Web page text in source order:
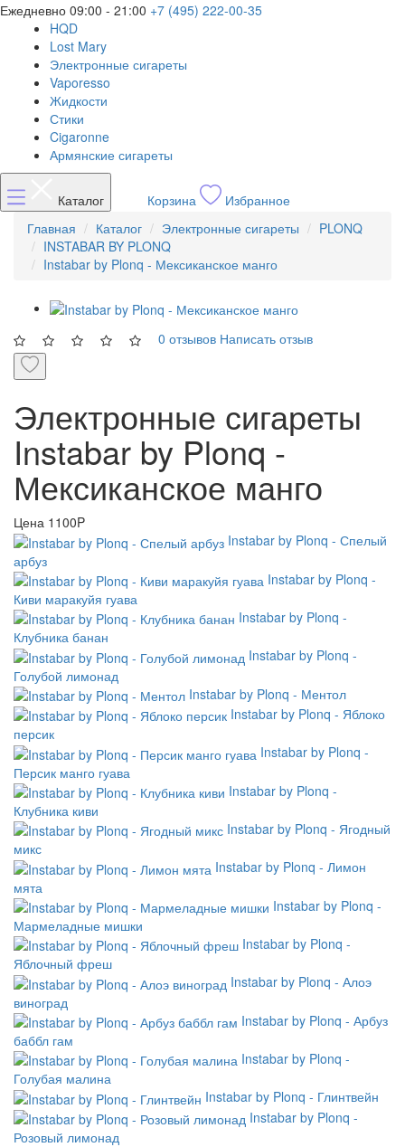
Ежедневно 09:00 - 21:00 +7 (495) 222-00-35
HQD
Lost Mary
Электронные сигареты
Vaporesso
Жидкости
Стики
Cigaronne
Армянские сигареты
Каталог Корзина
Избранное
Главная
Каталог Электронные сигареты
PLONQ
INSTABAR BY PLONQ
Instabar by Plonq - Мексиканское манго
0 отзывов Написать отзыв
Электронные сигареты
Instabar by Plonq -
Мексиканское манго
Цена 1100P
Instabar by Plonq - Спелый
арбуз
Instabar by Plonq -
Киви маракуйя гуава
Instabar by Plonq -
Клубника банан
Instabar by Plonq -
Голубой лимонад
Instabar by Plonq - Ментол
Instabar by Plonq - Яблоко
персик
Instabar by Plonq -
Персик манго гуава
Instabar by Plonq -
Клубника киви
Instabar by Plonq - Ягодный
микс
Instabar by Plonq - Лимон
мята
Instabar by Plonq -
Мармеладные мишки
Instabar by Plonq -
Яблочный фреш
Instabar by Plonq - Алоэ
виноград
Instabar by Plonq - Арбуз
баббл гам
Instabar by Plonq -
Голубая малина
Instabar by Plonq - Глинтвейн
Instabar by Plonq -
Розовый лимонад